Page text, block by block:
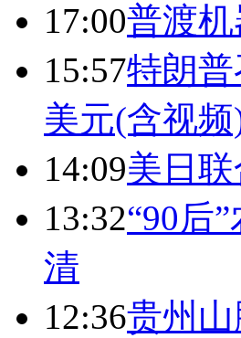
17:00普渡机
15:57特朗
美元(含视频
14:09美日
13:32“90后
清
12:36贵州